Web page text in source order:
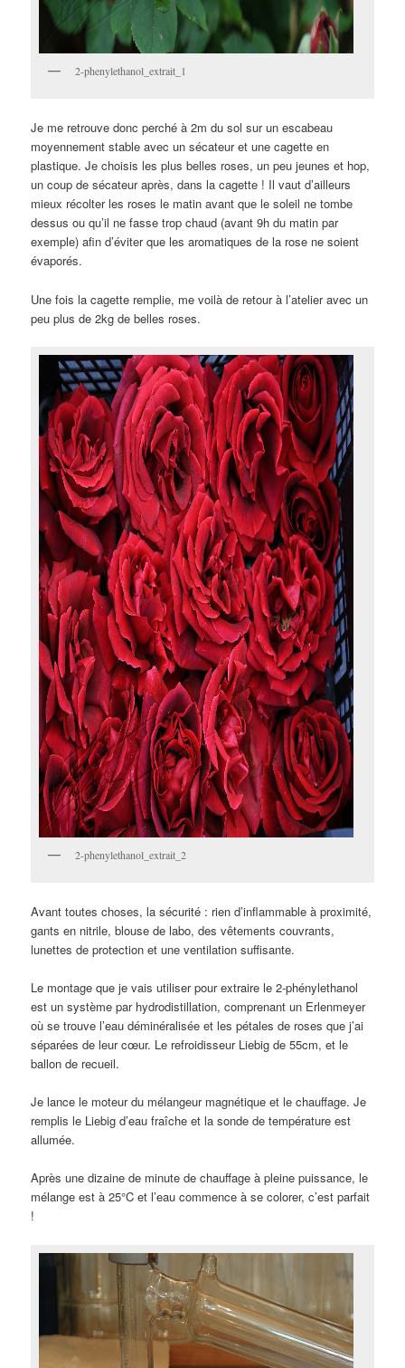
2-phenylethanol_extrait_1
Je me retrouve donc perché à 2m du sol sur un escabeau
moyennement stable avec un sécateur et une cagette en
plastique. Je choisis les plus belles roses, un peu jeunes et hop,
un coup de sécateur après, dans la cagette ! Il vaut d’ailleurs
mieux récolter les roses le matin avant que le soleil ne tombe
dessus ou qu’il ne fasse trop chaud (avant 9h du matin par
exemple) afin d’éviter que les aromatiques de la rose ne soient
évaporés.
Une fois la cagette remplie, me voilà de retour à l’atelier avec un
peu plus de 2kg de belles roses.
2-phenylethanol_extrait_2
Avant toutes choses, la sécurité : rien d’inflammable à proximité,
gants en nitrile, blouse de labo, des vêtements couvrants,
lunettes de protection et une ventilation suffisante.
Le montage que je vais utiliser pour extraire le 2-phénylethanol
est un système par hydrodistillation, comprenant un Erlenmeyer
où se trouve l’eau déminéralisée et les pétales de roses que j’ai
séparées de leur cœur. Le refroidisseur Liebig de 55cm, et le
ballon de recueil.
Je lance le moteur du mélangeur magnétique et le chauffage. Je
remplis le Liebig d’eau fraîche et la sonde de température est
allumée.
Après une dizaine de minute de chauffage à pleine puissance, le
mélange est à 25°C et l’eau commence à se colorer, c’est parfait
!